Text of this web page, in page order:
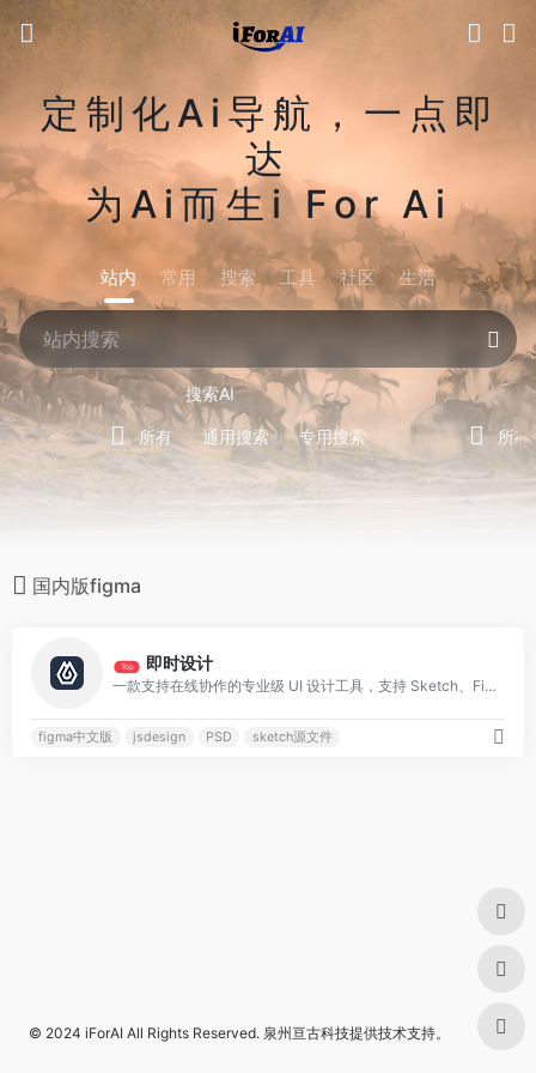
定制化Ai导航，一点即
达
为Ai而生i For Ai
站内 常用 搜索 工具 社区 生活
搜索AI
所有 通用搜索 专用搜索 所有
国内版figma
Top 即时设计
一款支持在线协作的专业级 UI 设计工具，支持 Sketch、Figma、XD 格式导入，海量优质设计资源即拿即用
figma中文版 jsdesign PSD sketch源文件
© 2024 iForAI All Rights Reserved. 泉州亘古科技提供技术支持。